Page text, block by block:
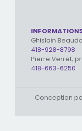
Ghislain
418-928-8798
Pierre Verret,
418-663-6250
Conception